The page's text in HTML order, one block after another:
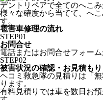
デントリペアで全てのへこ
様々な確度から当てて、へ
す。
雹害車修理の流れ
STEP01
お問合せ
電話またはお問合せフォーム
STEP02
被害状況の確認・お見積もり
ヘコミ救急隊の見積りは「
ります。
有料見積りでは車を数日お